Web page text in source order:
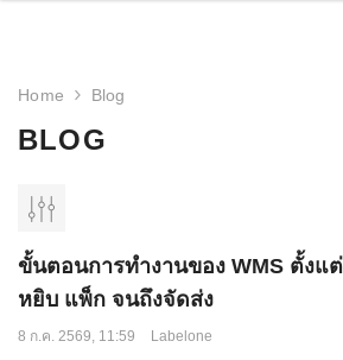
Home Blog
BLOG
ขั้นตอนการทำงานของ WMS ตั้งแ
หยิบ แพ็ก จนถึงจัดส่ง
8 ก.ค. 2569, 11:59 Labelone